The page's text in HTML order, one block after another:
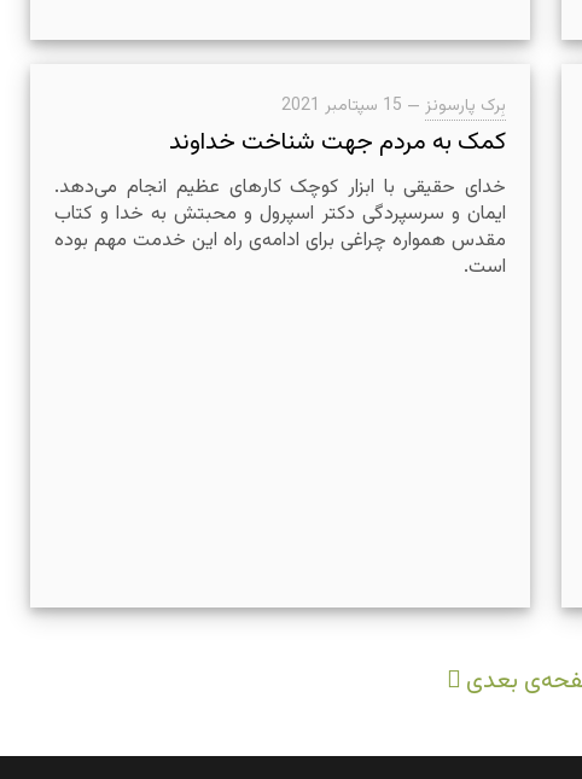
بِرک پارسونز — 15 سپتامبر 2021
کمک به مردم جهت شناخت خداوند
خدای حقیقی با ابزار کوچک کارهای عظیم انجام می‌دهد.
ایمان و سرسپردگی دکتر اسپرول و محبتش به خدا و کتاب
مقدس همواره چراغی برای ادامه‌ی راه این خدمت مهم بوده
است.
بعدی